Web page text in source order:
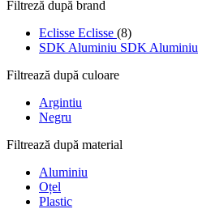
Filtreză după brand
Eclisse Eclisse (8)
SDK Aluminiu SDK Aluminiu
Filtrează după culoare
Argintiu
Negru
Filtrează după material
Aluminiu
Oțel
Plastic